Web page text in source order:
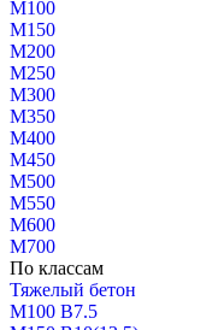
М100
М150
М200
М250
М300
М350
М400
М450
М500
М550
М600
М700
По классам
Тяжелый бетон
М100 В7.5